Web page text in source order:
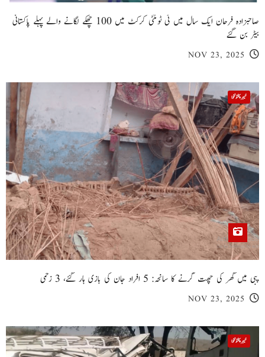
صاحبزادہ فرحان ایک سال میں ٹی ٹوئنٹی کرکٹ میں 100 چھکے لگانے والے پہلے پاکستانی
بیٹر بن گئے
NOV 23, 2025
خیبر پختونخوا
پبی میں گھر کی چھت گرنے کا سانحہ: 5 افراد جان کی بازی ہار گئے، 3 زخمی
NOV 23, 2025
خیبر پختونخوا